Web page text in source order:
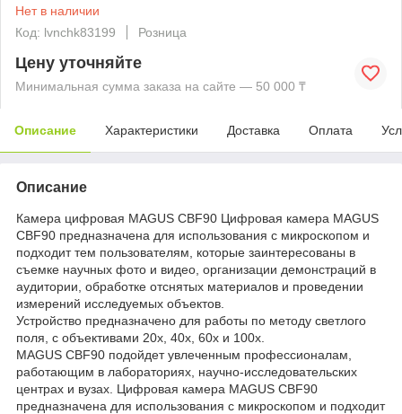
Нет в наличии
Код: lvnchk83199
Розница
Цену уточняйте
Минимальная сумма заказа на сайте — 50 000 ₸
Описание Характеристики Доставка Оплата
Описание
Камера цифровая MAGUS CBF90 Цифровая камера MAGUS
CBF90 предназначена для использования с микроскопом и
подходит тем пользователям, которые заинтересованы в
съемке научных фото и видео, организации демонстраций в
аудитории, обработке отснятых материалов и проведении
измерений исследуемых объектов.
Устройство предназначено для работы по методу светлого
поля, с объективами 20х, 40х, 60х и 100х.
MAGUS CBF90 подойдет увлеченным профессионалам,
работающим в лабораториях, научно-исследовательских
центрах и вузах. Цифровая камера MAGUS CBF90
предназначена для использования с микроскопом и подходит